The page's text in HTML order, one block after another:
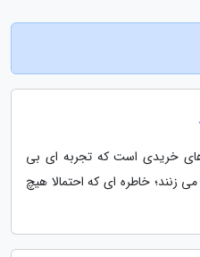
های خریدی است که تجربه ای بی
زنند؛ خاطره ای که احتمالا هیچ